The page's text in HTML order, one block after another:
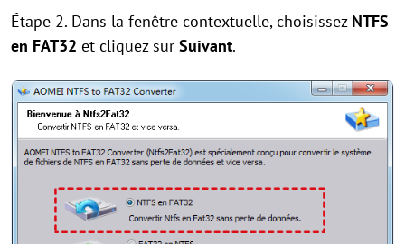
Étape 2. Dans la fenêtre contextuelle, choisissez NTFS
en FAT32 et cliquez sur Suivant.